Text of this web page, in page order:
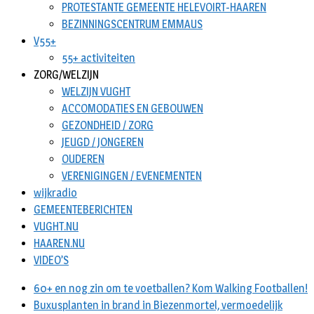
PROTESTANTE GEMEENTE HELEVOIRT-HAAREN
BEZINNINGSCENTRUM EMMAUS
V55+
55+ activiteiten
ZORG/WELZIJN
WELZIJN VUGHT
ACCOMODATIES EN GEBOUWEN
GEZONDHEID / ZORG
JEUGD / JONGEREN
OUDEREN
VERENIGINGEN / EVENEMENTEN
wijkradio
GEMEENTEBERICHTEN
VUGHT.NU
HAAREN.NU
VIDEO’S
60+ en nog zin om te voetballen? Kom Walking Footballen!
Buxusplanten in brand in Biezenmortel, vermoedelijk